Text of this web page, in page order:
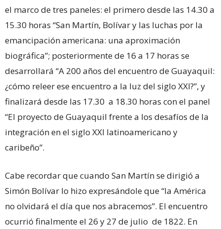
el marco de tres paneles: el primero desde las 14.30 a
15.30 horas “San Martín, Bolívar y las luchas por la
emancipación americana: una aproximación
biográfica”; posteriormente de 16 a 17 horas se
desarrollará “A 200 años del encuentro de Guayaquil:
¿cómo releer ese encuentro a la luz del siglo XXI?”, y
finalizará desde las 17.30 a 18.30 horas con el panel
“El proyecto de Guayaquil frente a los desafíos de la
integración en el siglo XXI latinoamericano y
caribeño”.
Cabe recordar que cuando San Martín se dirigió a
Simón Bolívar lo hizo expresándole que “la América
no olvidará el día que nos abracemos”. El encuentro
ocurrió finalmente el 26 y 27 de julio de 1822. En